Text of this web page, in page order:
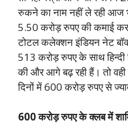
रुकने का नाम नहीं ले रही आज
5.50 करोड़ रुपए की कमाई
टोटल कलेक्शन इंडियन नेट
513 करोड़ रुपए के साथ
की और आगे बढ़ रही हैं। तो
दिनों में 600 करोड़ रुपए से
600 करोड़ रुपए के क्लब में